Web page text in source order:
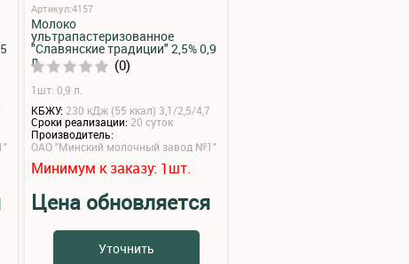
Артикул:4157
Молоко
ультрапастеризованное
"Славянские традиции" 2,5% 0,9
л (0)
1шт: 0,9 л.
КБЖУ: 230 кДж (55 ккал) 3,1/2,5/4,7
Сроки реализации:20 суток
Производитель:
ОАО "Минский молочный завод №1"
Минимум к заказу: 1шт.
Цена обновляется
Уточнить